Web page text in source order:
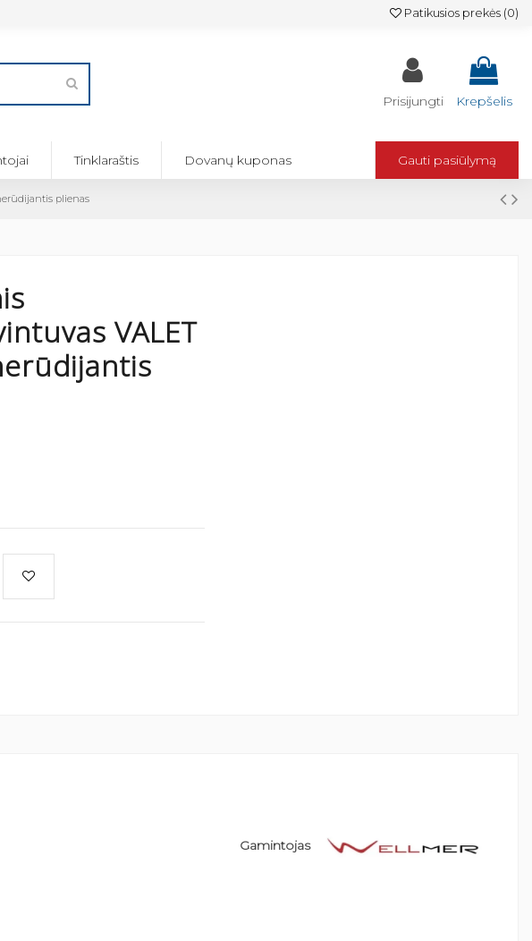
Patikusios prekės (0)
Prisijungti Krepšelis
Tinklaraštis Dovanų kuponas Gauti pasiūlymą
plienas
VALET
Gamintojas